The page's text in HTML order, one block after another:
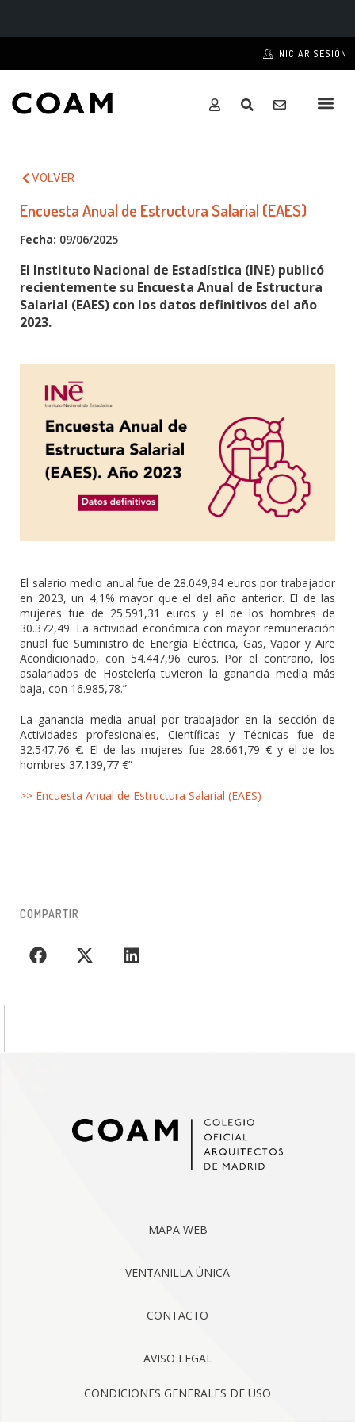
INICIAR SESIÓN
VOLVER
Encuesta Anual de Estructura Salarial (EAES)
Fecha: 09/06/2025
El Instituto Nacional de Estadística (INE) publicó
recientemente su Encuesta Anual de Estructura
Salarial (EAES) con los datos definitivos del año
2023.
El salario medio anual fue de 28.049,94 euros por trabajador
en 2023, un 4,1% mayor que el del año anterior. El de las
mujeres fue de 25.591,31 euros y el de los hombres de
30.372,49. La actividad económica con mayor remuneración
anual fue Suministro de Energía Eléctrica, Gas, Vapor y Aire
Acondicionado, con 54.447,96 euros. Por el contrario, los
asalariados de Hostelería tuvieron la ganancia media más
baja, con 16.985,78.”
La ganancia media anual por trabajador en la sección de
Actividades profesionales, Científicas y Técnicas fue de
32.547,76 €. El de las mujeres fue 28.661,79 € y el de los
hombres 37.139,77 €”
>> Encuesta Anual de Estructura Salarial (EAES)
COMPARTIR
MAPA WEB
VENTANILLA ÚNICA
CONTACTO
AVISO LEGAL
CONDICIONES GENERALES DE USO